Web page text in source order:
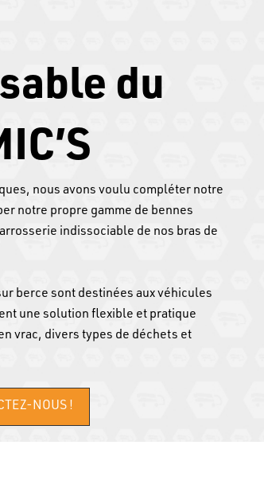
du
nous avons voulu compléter notre
notre propre gamme de bennes
indissociable de nos bras de
berce sont destinées aux véhicules
une solution flexible et pratique
vrac, divers types de déchets et
NOUS !